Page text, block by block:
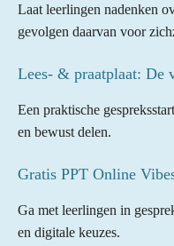
Laat leerlingen nadenken
gevolgen daarvan voor
Lees- & praatplaat: De
Een praktische
en bewust delen.
Gratis PPT Online
Ga met leerlingen in
en digitale keuzes.